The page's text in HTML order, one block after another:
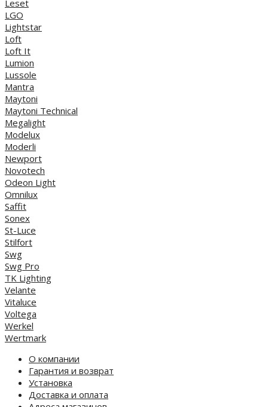
Leset
LGO
Lightstar
Loft
Loft It
Lumion
Lussole
Mantra
Maytoni
Maytoni Technical
Megalight
Modelux
Moderli
Newport
Novotech
Odeon Light
Omnilux
Saffit
Sonex
St-Luce
Stilfort
Swg
Swg Pro
TK Lighting
Velante
Vitaluce
Voltega
Werkel
Wertmark
О компании
Гарантия и возврат
Установка
Доставка и оплата